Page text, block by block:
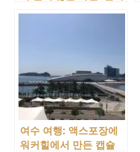
여수 여행: 액스포장에
워커힐에서 만든 캡슐